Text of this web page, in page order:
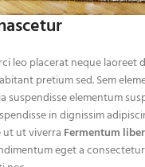
leo placerat neque laoreet
pretium sed. Sem
suspendisse elementum
in dignissim
ut viverra Fermentum
eget a